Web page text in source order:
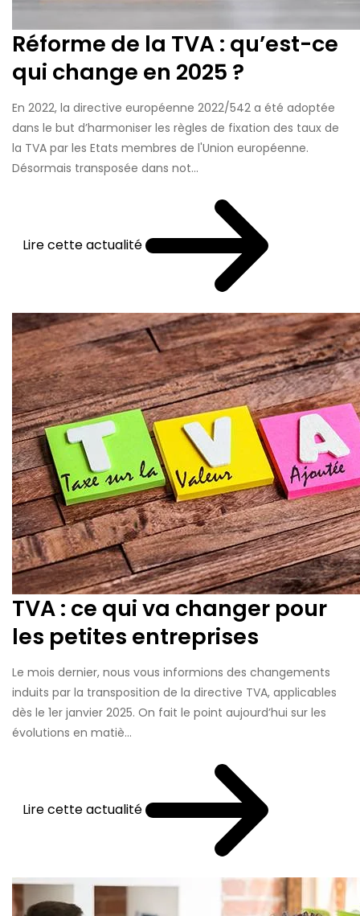
Réforme de la TVA : qu’est-ce
qui change en 2025 ?
En 2022, la directive européenne 2022/542 a été adoptée
dans le but d’harmoniser les règles de fixation des taux de
la TVA par les Etats membres de l'Union européenne.
Désormais transposée dans not...
Lire cette actualité
TVA : ce qui va changer pour
les petites entreprises
Le mois dernier, nous vous informions des changements
induits par la transposition de la directive TVA, applicables
dès le 1er janvier 2025. On fait le point aujourd’hui sur les
évolutions en matiè...
Lire cette actualité